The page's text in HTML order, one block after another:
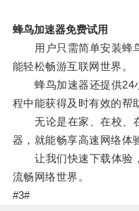
蜂鸟加速器免费试用
用户只需简单安装蜂鸟
能轻松畅游互联网世界。
蜂鸟加速器还提供24
程中能获得及时有效的帮
无论是在家、在校、在
器，就能畅享高速网络体
让我们快速下载体验，
流畅网络世界。
#3#